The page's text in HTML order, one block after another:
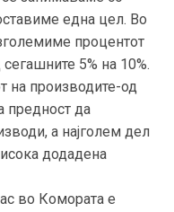
една цел. Во
процентот
5% на 10%.
на производите-од
предност да
а најголем дел
додадена
во Комората е